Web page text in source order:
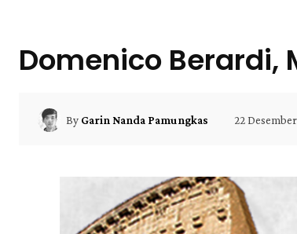
Domenico Berardi,
By Garin Nanda Pamungkas 22